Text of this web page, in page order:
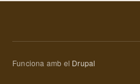
Funciona amb el Drupal